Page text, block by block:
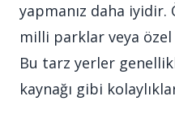
yapmanız daha iyidir.
milli parklar veya
Bu tarz yerler
kaynağı gibi